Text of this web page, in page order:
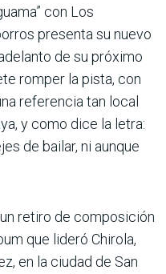
con Los
presenta su nuevo
de su próximo
romper la pista, con
referencia tan local
y como dice la letra:
de bailar, ni aunque
retiro de composición
que lideró Chirola,
en la ciudad de San